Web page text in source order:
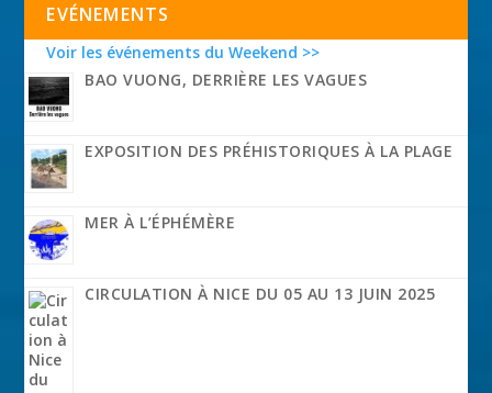
EVÉNEMENTS
Voir les événements du Weekend >>
BAO VUONG, DERRIÈRE LES VAGUES
EXPOSITION DES PRÉHISTORIQUES À LA PLAGE
MER À L’ÉPHÉMÈRE
CIRCULATION À NICE DU 05 AU 13 JUIN 2025